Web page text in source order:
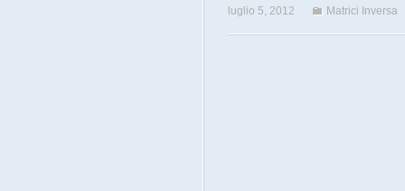
luglio 5, 2012 Matrici Inversa